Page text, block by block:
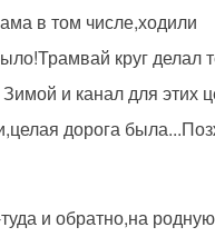
в том числе,ходили
круг делал
и канал для этих
дорога
и обратно,на